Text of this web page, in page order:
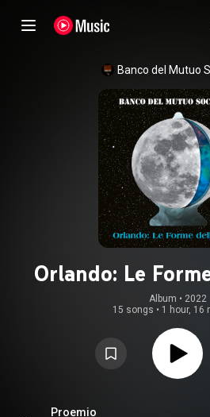
Banco del Mutuo
Orlando: Le
Album • 2022
15 songs • 1 hour, 16
Proemio